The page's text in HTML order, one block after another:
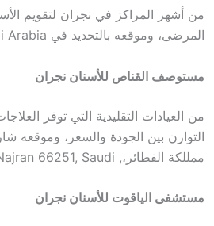
من أشهر المراكز في نجران لتقويم
المرضى، وموقعه بالتحديد في King Faisal Rd, Najran 66271, Saudi Arabia.
مستوصف القناص للأسنان نجران
من العيادات التقليدية التي توفر
التوازن بين الجودة والسعر، وموقعه
ممللكة الفطائر،, Najran 66251, Saudi.
مستشفى الياقوت للأسنان نجران